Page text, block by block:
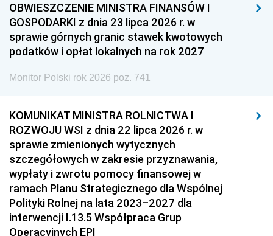
OBWIESZCZENIE MINISTRA FINANSÓW I
GOSPODARKI z dnia 23 lipca 2026 r. w
sprawie górnych granic stawek kwotowych
podatków i opłat lokalnych na rok 2027
Monitor Polski rok 2026 poz. 741
KOMUNIKAT MINISTRA ROLNICTWA I
ROZWOJU WSI z dnia 22 lipca 2026 r. w
sprawie zmienionych wytycznych
szczegółowych w zakresie przyznawania,
wypłaty i zwrotu pomocy finansowej w
ramach Planu Strategicznego dla Wspólnej
Polityki Rolnej na lata 2023–2027 dla
interwencji I.13.5 Współpraca Grup
Operacyjnych EPI